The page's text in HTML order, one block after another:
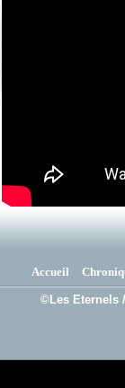
Accueil
©Les Eternels